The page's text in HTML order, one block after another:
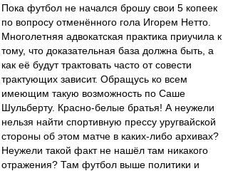
Пока футбол не начался брошу свои 5 копеек
по вопросу отменённого гола Игорем Нетто.
Многолетняя адвокатская практика приучила к
тому, что доказательная база должна быть, а
как её будут трактовать часто от совести
трактующих зависит. Обращусь ко всем
имеющим такую возможность по Саше
Шульберту. Красно-белые братья! А неужели
нельзя найти спортивную прессу уругвайской
стороны об этом матче в каких-либо архивах?
Неужели такой факт не нашёл там никакого
отражения? Там футбол выше политики и